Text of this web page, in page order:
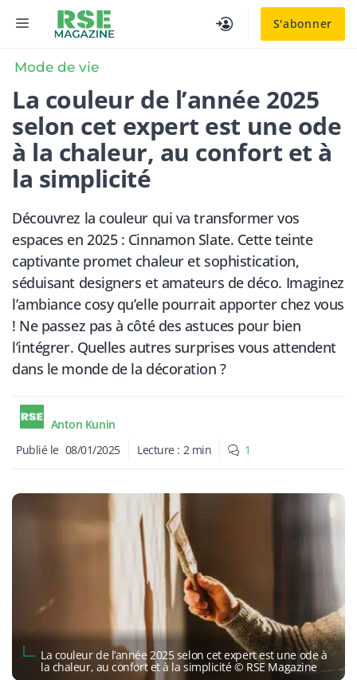
S'abonner
MENU
Mode de vie
La couleur de l’année 2025
selon cet expert est une ode
à la chaleur, au confort et à
la simplicité
Découvrez la couleur qui va transformer vos
espaces en 2025 : Cinnamon Slate. Cette teinte
captivante promet chaleur et sophistication,
séduisant designers et amateurs de déco. Imaginez
l’ambiance cosy qu’elle pourrait apporter chez vous
! Ne passez pas à côté des astuces pour bien
l’intégrer. Quelles autres surprises vous attendent
dans le monde de la décoration ?
Anton Kunin
Publié le 08/01/2025 Lecture : 2 min 1
La couleur de l’année 2025 selon cet expert est une ode à
la chaleur, au confort et à la simplicité © RSE Magazine